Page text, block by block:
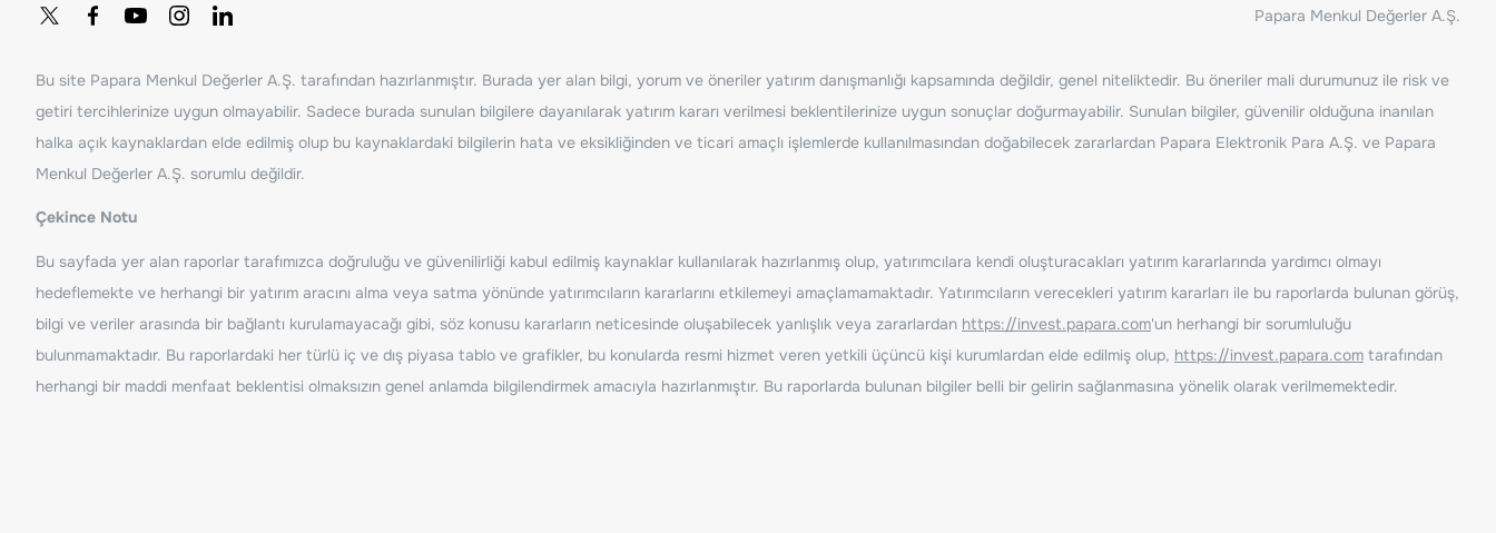
Papara Menkul Değerler A.Ş.
Bu site Papara Menkul Değerler A.Ş. tarafından hazırlanmıştır. Burada yer alan bilgi, yorum ve öneriler yatırım danışmanlığı kapsamında değildir, genel niteliktedir. Bu öneriler mali durumunuz ile risk ve
getiri tercihlerinize uygun olmayabilir. Sadece burada sunulan bilgilere dayanılarak yatırım kararı verilmesi beklentilerinize uygun sonuçlar doğurmayabilir. Sunulan bilgiler, güvenilir olduğuna inanılan
halka açık kaynaklardan elde edilmiş olup bu kaynaklardaki bilgilerin hata ve eksikliğinden ve ticari amaçlı işlemlerde kullanılmasından doğabilecek zararlardan Papara Elektronik Para A.Ş. ve Papara
Menkul Değerler A.Ş. sorumlu değildir.
Çekince Notu
Bu sayfada yer alan raporlar tarafımızca doğruluğu ve güvenilirliği kabul edilmiş kaynaklar kullanılarak hazırlanmış olup, yatırımcılara kendi oluşturacakları yatırım kararlarında yardımcı olmayı
hedeflemekte ve herhangi bir yatırım aracını alma veya satma yönünde yatırımcıların kararlarını etkilemeyi amaçlamamaktadır. Yatırımcıların verecekleri yatırım kararları ile bu raporlarda bulunan görüş,
bilgi ve veriler arasında bir bağlantı kurulamayacağı gibi, söz konusu kararların neticesinde oluşabilecek yanlışlık veya zararlardan https://invest.papara.com'un herhangi bir sorumluluğu
bulunmamaktadır. Bu raporlardaki her türlü iç ve dış piyasa tablo ve grafikler, bu konularda resmi hizmet veren yetkili üçüncü kişi kurumlardan elde edilmiş olup, https://invest.papara.com tarafından
herhangi bir maddi menfaat beklentisi olmaksızın genel anlamda bilgilendirmek amacıyla hazırlanmıştır. Bu raporlarda bulunan bilgiler belli bir gelirin sağlanmasına yönelik olarak verilmemektedir.